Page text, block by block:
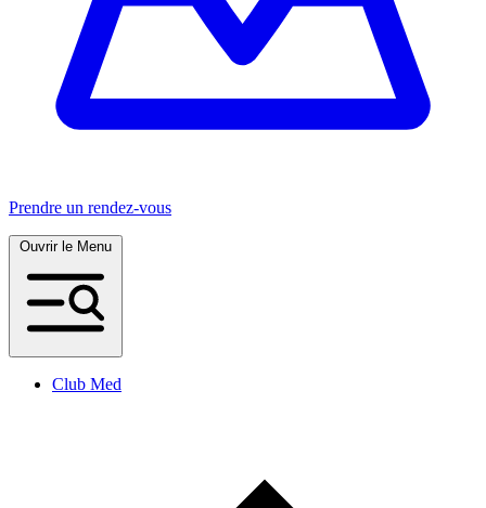
Prendre un rendez-vous
Club Med